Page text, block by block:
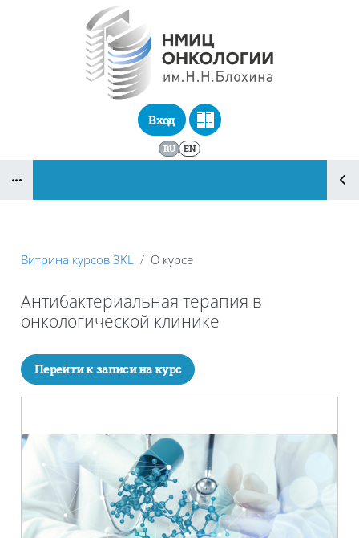
Перейти к основному содержанию
Вход
RU EN
Витрина курсов 3KL О курсе
Антибактериальная терапия в
онкологической клинике
Блоки
Перейти к записи на курс